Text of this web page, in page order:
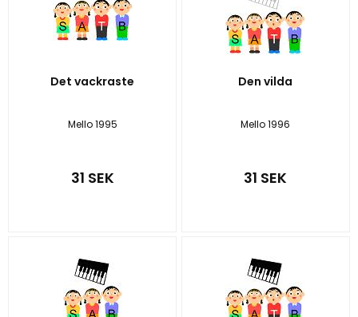
Det vackraste
Mello 1995
31 SEK
Den vilda
Mello 1996
31 SEK